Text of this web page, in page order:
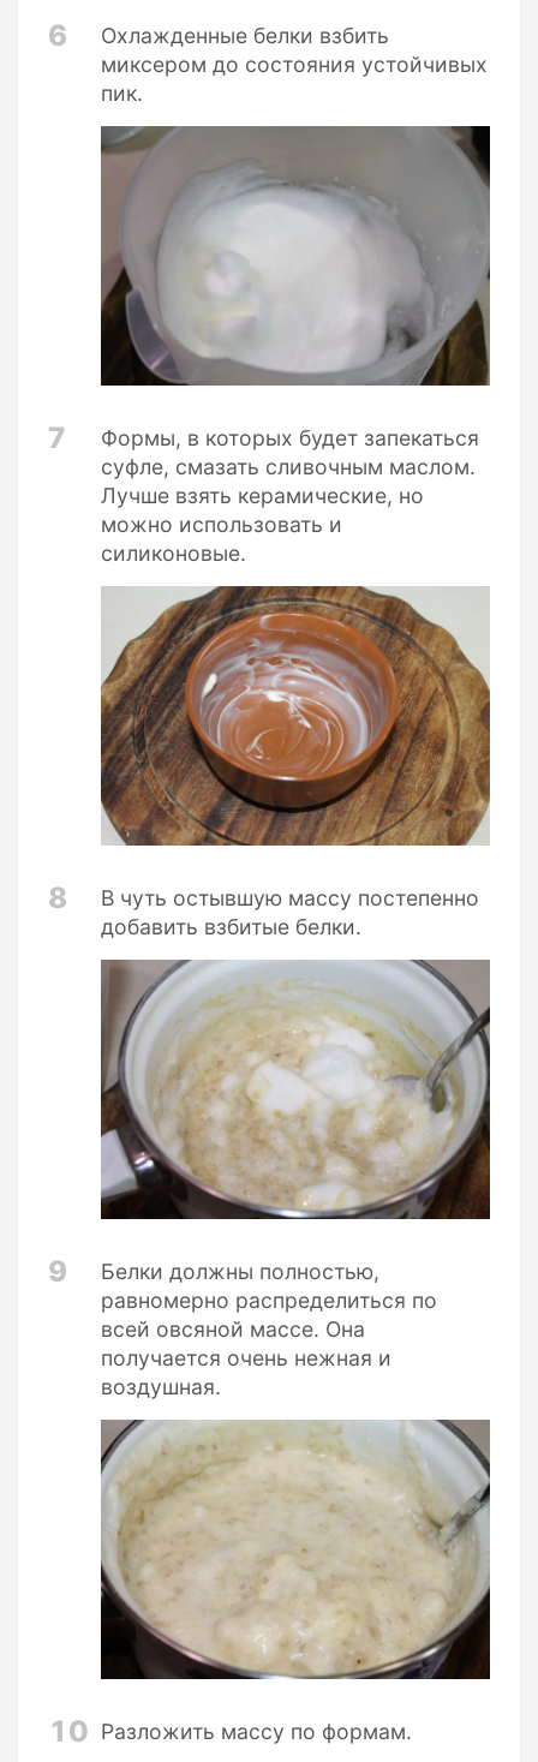
6
Охлажденные белки взбить
миксером до состояния устойчивых
пик.
7
Формы, в которых будет запекаться
суфле, смазать сливочным маслом.
Лучше взять керамические, но
можно использовать и
силиконовые.
8
В чуть остывшую массу постепенно
добавить взбитые белки.
9
Белки должны полностью,
равномерно распределиться по
всей овсяной массе. Она
получается очень нежная и
воздушная.
10 Разложить массу по формам.